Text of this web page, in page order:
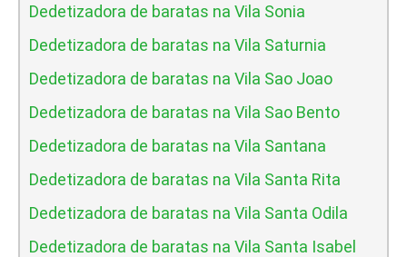
Dedetizadora de baratas na Vila Sonia
Dedetizadora de baratas na Vila Saturnia
Dedetizadora de baratas na Vila Sao Joao
Dedetizadora de baratas na Vila Sao Bento
Dedetizadora de baratas na Vila Santana
Dedetizadora de baratas na Vila Santa Rita
Dedetizadora de baratas na Vila Santa Odila
Dedetizadora de baratas na Vila Santa Isabel